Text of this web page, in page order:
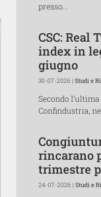
presso...
CSC: Real
index in
giugno
30-07-2026 | Studi e
Secondo
Confindustria,
rincarano
trimestre
24-07-2026 | Studi e